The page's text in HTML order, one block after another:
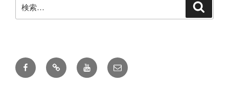
索:
Facebook
X YOUTUBE
メ
ー